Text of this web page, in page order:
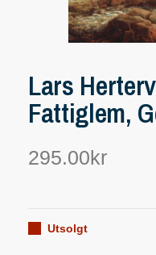
Lars
Fattiglem,
295.00kr
Utsolgt